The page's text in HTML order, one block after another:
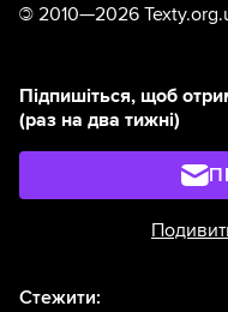
© 2010—2026
Підпишіться, щоб
(раз на два тижні)
Стежити: